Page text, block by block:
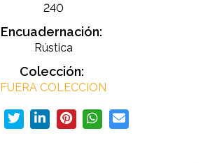
240
Encuadernación:
Rústica
Colección:
FUERA COLECCION